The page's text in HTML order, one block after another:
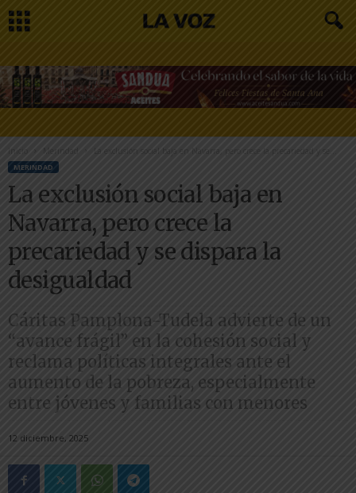
Inicio La exclusión social baja en Navarra, pero crece la precariedad y se...
MERINDAD
La exclusión social baja en
Navarra, pero crece la
precariedad y se dispara la
desigualdad
Cáritas Pamplona-Tudela advierte de un
“avance frágil” en la cohesión social y
reclama políticas integrales ante el
aumento de la pobreza, especialmente
entre jóvenes y familias con menores
12 diciembre, 2025